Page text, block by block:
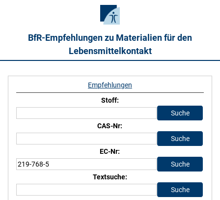
BfR-Empfehlungen zu Materialien für den
Lebensmittelkontakt
Empfehlungen
Stoff:
CAS-Nr:
EC-Nr:
Textsuche: